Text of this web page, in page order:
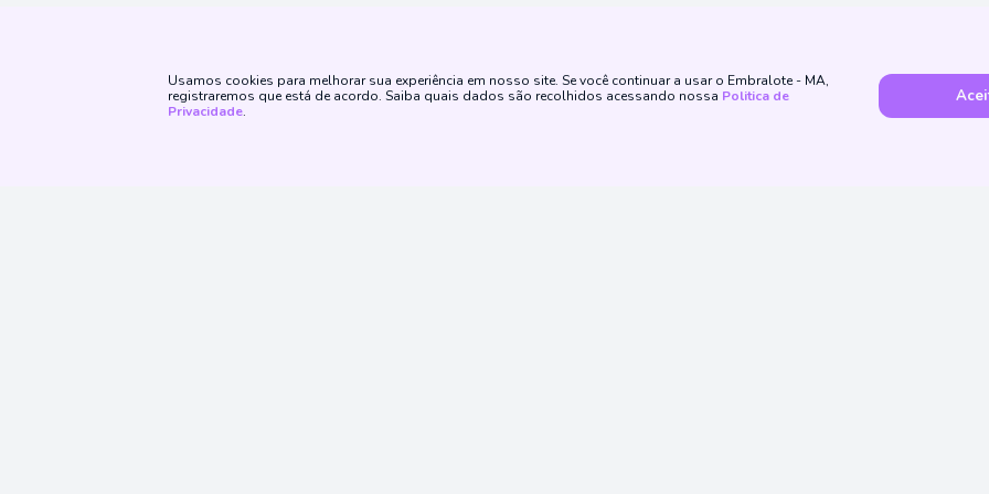
Usamos cookies para melhorar sua experiência em nosso site. Se você continuar a usar o Embralote - MA,
registraremos que está de acordo. Saiba quais dados são recolhidos acessando nossa Politica de
Privacidade.